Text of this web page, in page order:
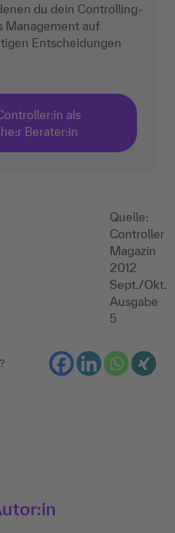
du dein Controlling-
Management auf
Entscheidungen
als
Berater:in
Quelle:
Controller
Magazin
2012
Sept./Okt.
Ausgabe
5